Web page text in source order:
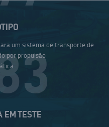
um sistema de transporte de
por propulsão
EM TESTE